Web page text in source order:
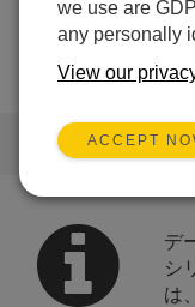
リンク
デ
シ
は、
we use are
any personally
View our
ACCEPT